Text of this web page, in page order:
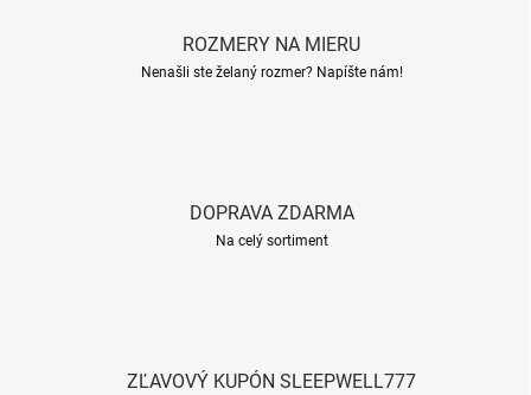
ROZMERY NA MIERU
Nenašli ste želaný rozmer? Napíšte nám!
DOPRAVA ZDARMA
Na celý sortiment
ZĽAVOVÝ KUPÓN SLEEPWELL777